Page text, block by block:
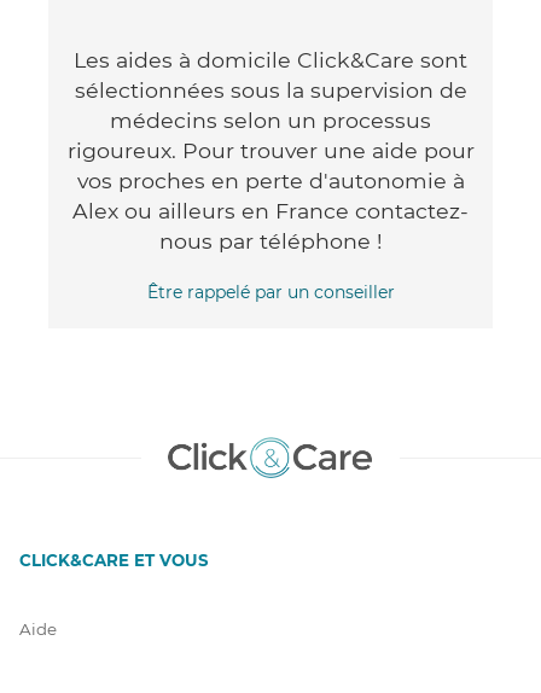
Les aides à domicile Click&Care sont
sélectionnées sous la supervision de
médecins selon un processus
rigoureux. Pour trouver une aide pour
vos proches en perte d'autonomie à
Alex ou ailleurs en France contactez-
nous par téléphone !
Être rappelé par un conseiller
CLICK&CARE ET VOUS
Aide